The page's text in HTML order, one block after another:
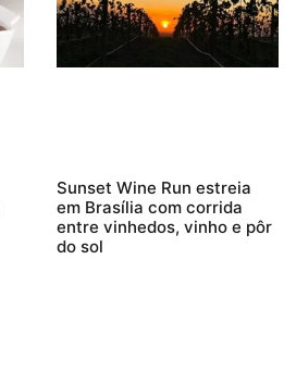
Sunset Wine Run estreia
em Brasília com corrida
entre vinhedos, vinho e pôr
do sol